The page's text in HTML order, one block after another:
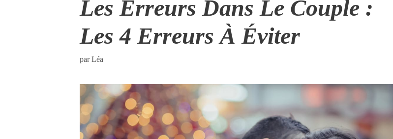
Les Erreurs Dans Le Couple :
Les 4 Erreurs À Éviter
parLéa